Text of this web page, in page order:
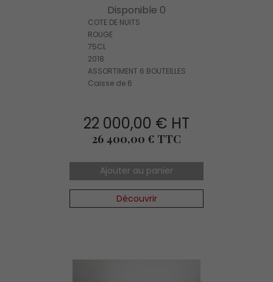
Disponible 0
COTE DE NUITS
ROUGE
75CL
2018
ASSORTIMENT 6 BOUTEILLES
Caisse de 6
22 000,00 € HT
Prix
26 400,00 € TTC
Ajouter au panier
Découvrir